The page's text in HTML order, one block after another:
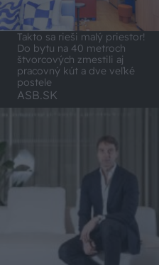
Takto sa rieši malý priestor!
Do bytu na 40 metroch
štvorcových zmestili aj
pracovný kút a dve veľké
postele
ASB.SK